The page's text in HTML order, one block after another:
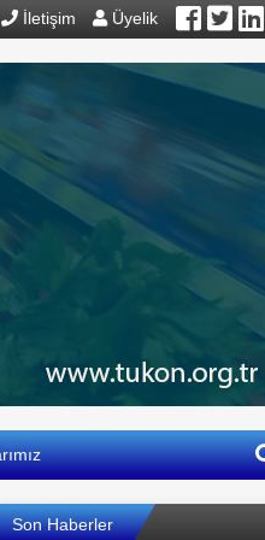
İletişim Üyelik
Son Haberler